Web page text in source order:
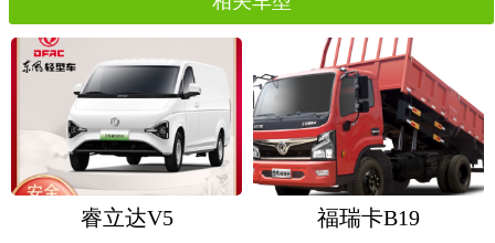
睿立达V5 福瑞卡B19